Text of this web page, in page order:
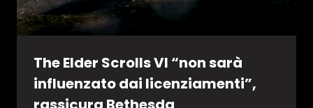
The Elder Scrolls VI “non sarà
influenzato dai licenziamenti”,